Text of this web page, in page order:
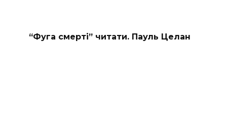
“Фуга смерті” читати. Пауль Целан